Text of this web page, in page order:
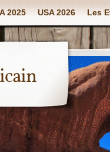
2025 USA 2026 Les